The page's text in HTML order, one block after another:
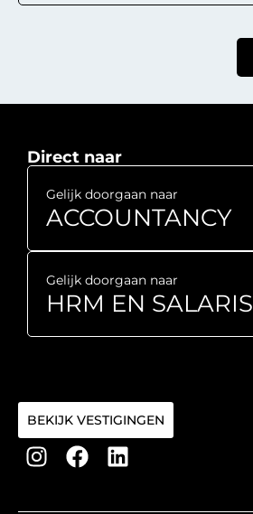
Direct naar
Gelijk doorgaan naar
ACCOUNTANCY
Gelijk doorgaan naar
HRM EN SALARIS
BEKIJK VESTIGINGEN